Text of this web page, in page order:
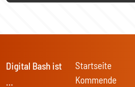
Digital Bash ist
…
Startseite
Kommende